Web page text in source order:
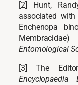
[2] Hunt,
associated
Enchenopa
Entomological
[3] The
Encyclopaedia